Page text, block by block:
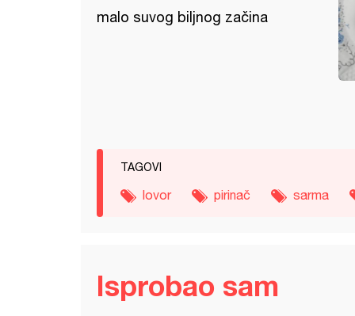
malo suvog biljnog začina
TAGOVI
lovor pirinač sarma
Isprobao sam